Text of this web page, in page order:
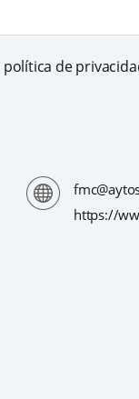
política de
https://